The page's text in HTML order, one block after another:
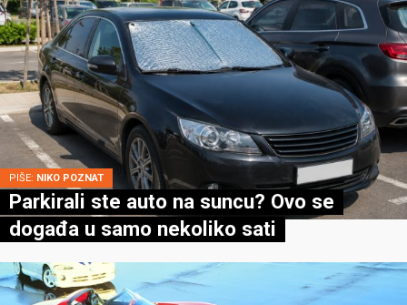
PIŠE: NIKO POZNAT
Parkirali ste auto na suncu? Ovo se
događa u samo nekoliko sati